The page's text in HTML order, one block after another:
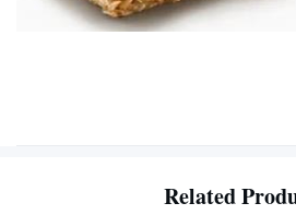
Related